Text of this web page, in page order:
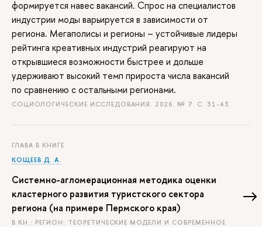
формируется навес вакансий. Спрос на специалистов
индустрии моды варьируется в зависимости от
региона. Мегаполисы и регионы – устойчивые лидеры
рейтинга креативных индустрий реагируют на
открывшиеся возможности быстрее и дольше
удерживают высокий темп прироста числа вакансий
по сравнению с остальными регионами.
СОЦИОЛОГИЧЕСКИЕ ИССЛЕДОВАНИЯ. 2026. № 7. С. 31-43.
ГЛАВА В КНИГЕ
КОЩЕЕВ Д. А.
Системно-агломерационная методика оценки
кластерного развития туристского сектора
региона (на примере Пермского края)
В КН.: РЕГИОН: ТЕОРЕТИЧЕСКИЕ МОДЕЛИ И СОВРЕМЕННОЕ